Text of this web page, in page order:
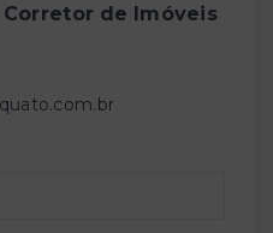
Corretor de Imóveis